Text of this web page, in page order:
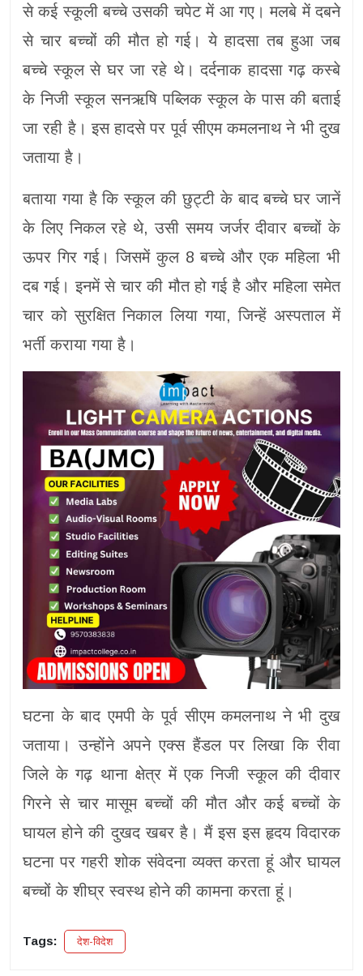
से कई स्कूली बच्चे उसकी चपेट में आ गए। मलबे में दबने
से चार बच्चों की मौत हो गई। ये हादसा तब हुआ जब
बच्चे स्कूल से घर जा रहे थे। दर्दनाक हादसा गढ़ कस्बे
के निजी स्कूल सनऋषि पब्लिक स्कूल के पास की बताई
जा रही है। इस हादसे पर पूर्व सीएम कमलनाथ ने भी दुख
जताया है।
बताया गया है कि स्कूल की छुट्टी के बाद बच्चे घर जानें
के लिए निकल रहे थे, उसी समय जर्जर दीवार बच्चों के
ऊपर गिर गई। जिसमें कुल 8 बच्चे और एक महिला भी
दब गई। इनमें से चार की मौत हो गई है और महिला समेत
चार को सुरक्षित निकाल लिया गया, जिन्हें अस्पताल में
भर्ती कराया गया है।
घटना के बाद एमपी के पूर्व सीएम कमलनाथ ने भी दुख
जताया। उन्होंने अपने एक्स हैंडल पर लिखा कि रीवा
जिले के गढ़ थाना क्षेत्र में एक निजी स्कूल की दीवार
गिरने से चार मासूम बच्चों की मौत और कई बच्चों के
घायल होने की दुखद खबर है। मैं इस इस हृदय विदारक
घटना पर गहरी शोक संवेदना व्यक्त करता हूं और घायल
बच्चों के शीघ्र स्वस्थ होने की कामना करता हूं।
Tags: देश-विदेश